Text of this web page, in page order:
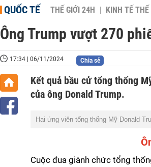
QUỐC TẾ THẾ GIỚI 24H KINH TẾ THẾ
Ông Trump vượt 270
17:34 | 06/11/2024 Chia sẻ
Kết quả bầu cử tổng thống
của ông Donald Trump.
Hai ứng viên tổng thống Mỹ Donald
Cuộc đua giành chức tổng